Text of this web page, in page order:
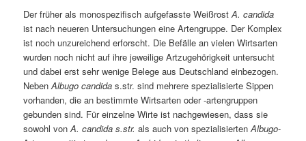
Der früher als monospezifisch aufgefasste WeißrostA. candida
ist nach neueren Untersuchungen eine Artengruppe. Der Komplex
ist noch unzureichend erforscht. Die Befälle an vielen Wirtsarten
wurden noch nicht auf ihre jeweilige Artzugehörigkeit untersucht
und dabei erst sehr wenige Belege aus Deutschland einbezogen.
NebenAlbugo candida s.str. sind mehrere spezialisierte Sippen
vorhanden, die an bestimmte Wirtsarten oder -artengruppen
gebunden sind. Für einzelne Wirte ist nachgewiesen, dass sie
sowohl vonA. candida s.str. als auch von spezialisiertenAlbugo-